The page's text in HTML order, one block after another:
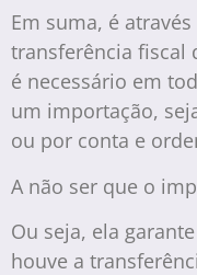
Em suma, é
transferência fiscal
é necessário em
um importação,
ou por conta e
A não ser que o
Ou seja, ela
houve a